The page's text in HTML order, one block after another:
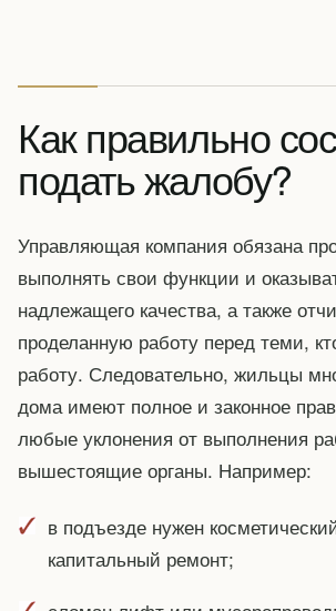
Как правильно
подать жалобу?
Управляющая компания обязана
выполнять свои функции и
надлежащего качества, а также
проделанную работу перед теми,
работу. Следовательно, жильцы
дома имеют полное и законное
любые уклонения от выполнения
вышестоящие органы. Например:
в подъезде нужен
капитальный ремонт;